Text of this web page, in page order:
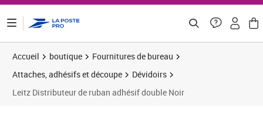
Accueil boutique
Fournitures de bureau
Attaches, adhésifs et découpe
Dévidoirs
Leitz Distributeur de ruban adhésif double Noir